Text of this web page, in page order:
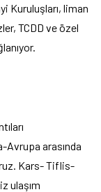
Kuruluşları, liman
TCDD ve özel
Avrupa arasında
Kars- Tiflis-
ulaşım